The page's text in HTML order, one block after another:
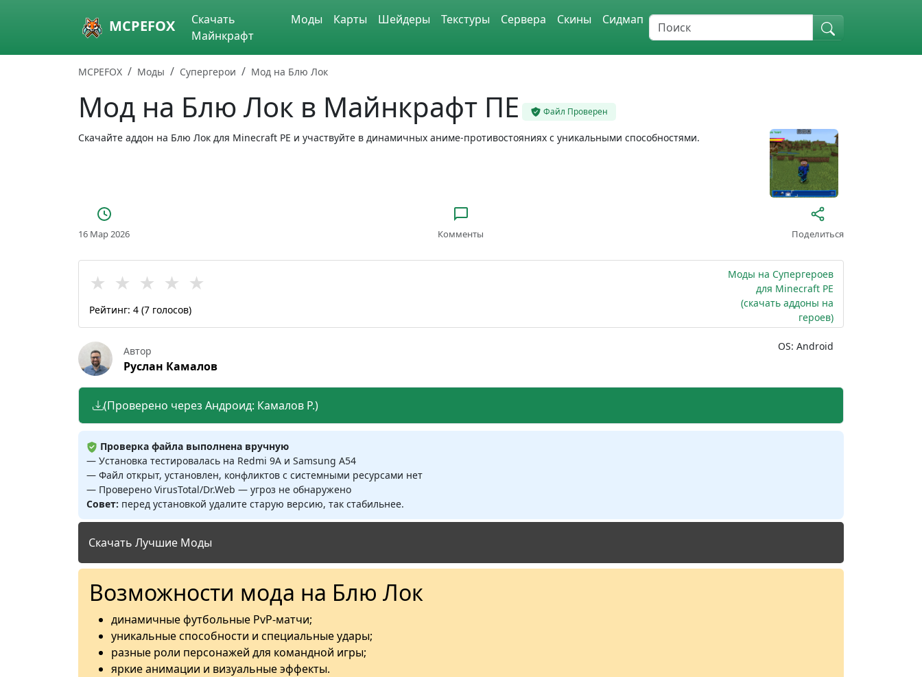
Skip to main content MCPEFOX
Скачать
Майнкрафт
Моды Карты Шейдеры Текстуры Сервера Скины Сидмап
MCPEFOX Моды Супергерои Мод на Блю Лок
Мод на Блю Лок в Майнкрафт ПЕ Файл Проверен
Скачайте аддон на Блю Лок для Minecraft PE и участвуйте в динамичных аниме-противостояниях с уникальными способностями.
16 Мар 2026 Комменты Поделиться
★ ★ ★ ★ ★
Рейтинг: 4 (7 голосов)
Моды на Супергероев
для Minecraft PE
(скачать аддоны на
героев)
OS: Android
Автор
Руслан Камалов
(Проверено через Андроид: Камалов Р.)
Проверка файла выполнена вручную
— Установка тестировалась на Redmi 9A и Samsung A54
— Файл открыт, установлен, конфликтов с системными ресурсами нет
— Проверено VirusTotal/Dr.Web — угроз не обнаружено
Совет: перед установкой удалите старую версию, так стабильнее.
Скачать Лучшие Моды
Возможности мода на Блю Лок
динамичные футбольные PvP-матчи;
уникальные способности и специальные удары;
разные роли персонажей для командной игры;
яркие анимации и визуальные эффекты.